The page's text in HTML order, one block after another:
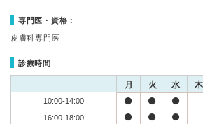
専門医・資格：
皮膚科専門医
診療時間
月 火 水 木
10:00-14:00
16:00-18:00